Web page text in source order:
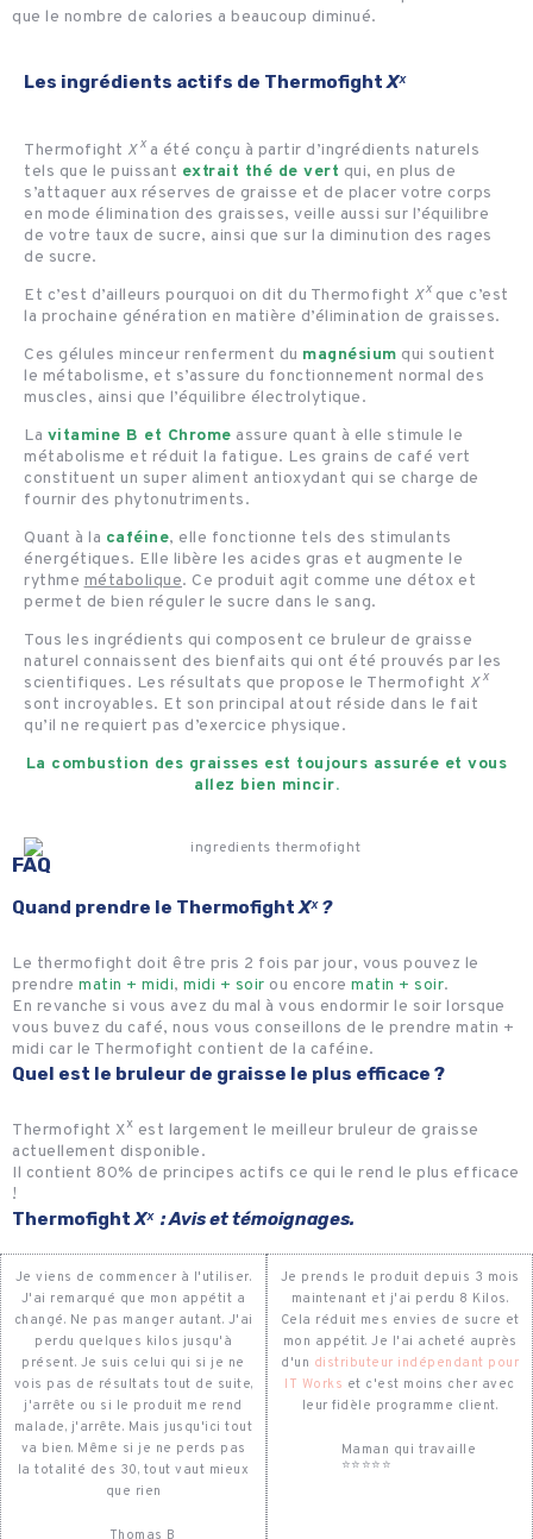
que le nombre de calories a beaucoup diminué.
Les ingrédients actifs de ThermofightXˣ
Thermofight Xˣ a été conçu à partir d’ingrédients naturels
tels que le puissant extrait thé de vert qui, en plus de
s’attaquer aux réserves de graisse et de placer votre corps
en mode élimination des graisses, veille aussi sur l’équilibre
de votre taux de sucre, ainsi que sur la diminution des rages
de sucre.
Et c’est d’ailleurs pourquoi on dit du Thermofight Xˣ que c’est
la prochaine génération en matière d’élimination de graisses.
Ces gélules minceur renferment du magnésium qui soutient
le métabolisme, et s’assure du fonctionnement normal des
muscles, ainsi que l’équilibre électrolytique.
La vitamine B et Chrome assure quant à elle stimule le
métabolisme et réduit la fatigue. Les grains de café vert
constituent un super aliment antioxydant qui se charge de
fournir des phytonutriments.
Quant à la caféine, elle fonctionne tels des stimulants
énergétiques. Elle libère les acides gras et augmente le
rythmemétabolique. Ce produit agit comme une détox et
permet de bien réguler le sucre dans le sang.
Tous les ingrédients qui composent ce bruleur de graisse
naturel connaissent des bienfaits qui ont été prouvés par les
scientifiques. Les résultats que propose le Thermofight Xˣ
sont incroyables. Et son principal atout réside dans le fait
qu’il ne requiert pas d’exercice physique.
La combustion des graisses est toujours assurée et vous
allez bien mincir.
FAQ
Quand prendre le Thermofight Xˣ ?
Le thermofight doit être pris 2 fois par jour, vous pouvez le
prendre matin + midi, midi + soir ou encore matin + soir.
En revanche si vous avez du mal à vous endormir le soir lorsque
vous buvez du café, nous vous conseillons de le prendre matin +
midi car le Thermofight contient de la caféine.
Quel est le bruleur de graisse le plus efficace ?
Thermofight Xˣ est largement le meilleur bruleur de graisse
actuellement disponible.
Il contient 80% de principes actifs ce qui le rend le plus efficace
!
Thermofight Xˣ : Avis et témoignages.
Je viens de commencer à l'utiliser.
J'ai remarqué que mon appétit a
changé. Ne pas manger autant. J'ai
perdu quelques kilos jusqu'à
présent. Je suis celui qui si je ne
vois pas de résultats tout de suite,
j'arrête ou si le produit me rend
malade, j'arrête. Mais jusqu'ici tout
va bien. Même si je ne perds pas
la totalité des 30, tout vaut mieux
que rien
Thomas B
Je prends le produit depuis 3 mois
maintenant et j'ai perdu 8 Kilos.
Cela réduit mes envies de sucre et
mon appétit. Je l'ai acheté auprès
d'un distributeur indépendant pour
IT Works et c'est moins cher avec
leur fidèle programme client.
Maman qui travaille
⭐⭐⭐⭐⭐